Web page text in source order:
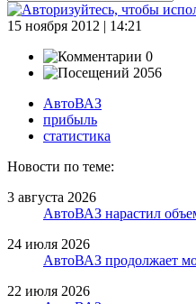
15 ноября 2012 | 14:21
0
2056
АвтоВАЗ
прибыль
статистика
Новости по теме:
3 августа 2026
АвтоВАЗ нарастил
24 июля 2026
АвтоВАЗ продолжает
22 июля 2026